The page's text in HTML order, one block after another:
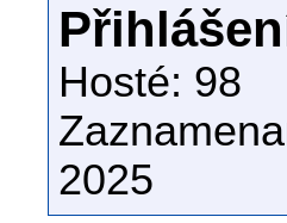
Hosté: 98
2025